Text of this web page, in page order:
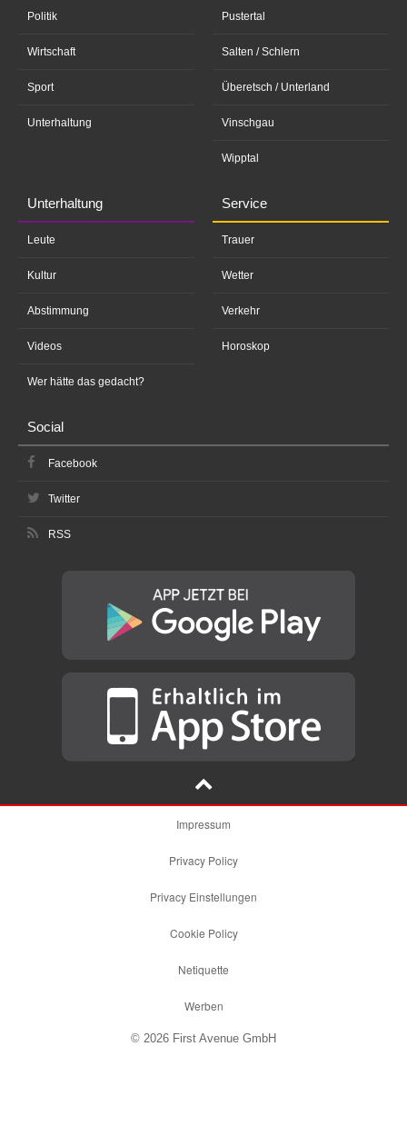
Politik
Wirtschaft
Sport
Unterhaltung
Pustertal
Salten / Schlern
Überetsch / Unterland
Vinschgau
Wipptal
Unterhaltung
Leute
Kultur
Abstimmung
Videos
Wer hätte das gedacht?
Service
Trauer
Wetter
Verkehr
Horoskop
Social
Facebook
Twitter
RSS
Impressum
Privacy Policy
Privacy Einstellungen
Cookie Policy
Netiquette
Werben
© 2026 First Avenue GmbH